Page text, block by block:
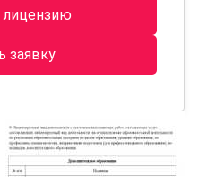
лицензию
заявку